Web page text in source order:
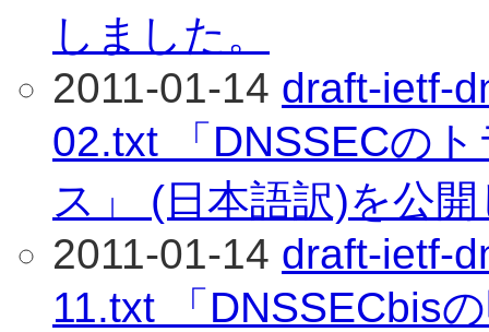
しました。
2011-01-14 draft-ietf-
02.txt 「DNSSECの
ス」 (日本語訳)を公
2011-01-14 draft-ietf-
11.txt 「DNSSECbis